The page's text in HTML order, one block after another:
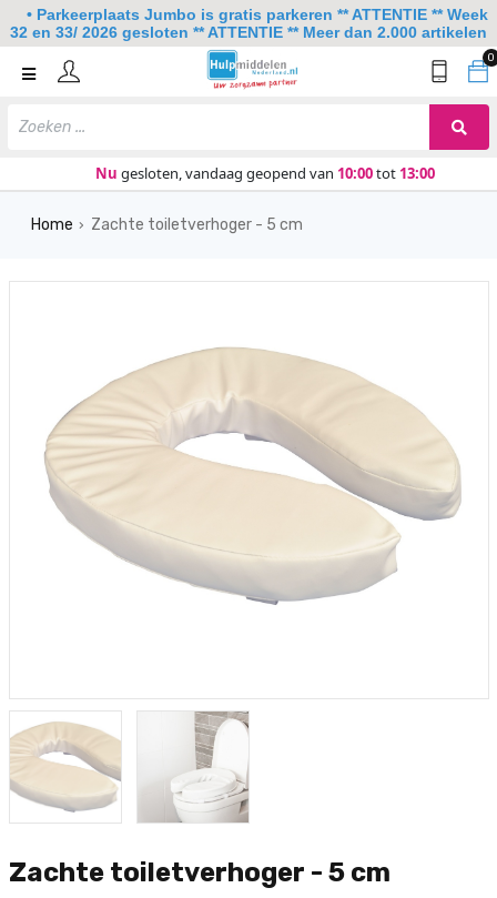
0
Nu gesloten, vandaag geopend van 10:00tot 13:00
Home
Over ons
Contact
Home › Zachte toiletverhoger - 5 cm
Zachte toiletverhoger - 5 cm
• Parkeerplaats Jumbo is gratis parkeren ** ATTENTIE ** Week
32 en 33/ 2026 gesloten ** ATTENTIE ** Meer dan 2.000 artikelen